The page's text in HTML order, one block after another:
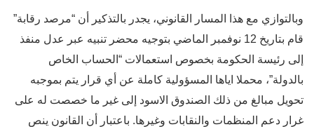
وبالتوازي مع هذا المسار القانوني، يجدر بالتذكير أن “مرصد رقابة”
قام بتاريخ 12 نوفمبر الماضي بتوجيه محضر تنبيه عبر عدل منفذ
إلى رئيسة الحكومة بخصوص استعمالات “الحساب الخاص
بالدولة”، محملا اياها المسؤولية كاملة عن أي قرار يتم بموجبه
تحويل مبالغ من ذلك الصندوق الاسود إلى غير ما خصصت له على
غرار دعم المنظمات والنقابات وغيرها. باعتبار أن القانون ينص